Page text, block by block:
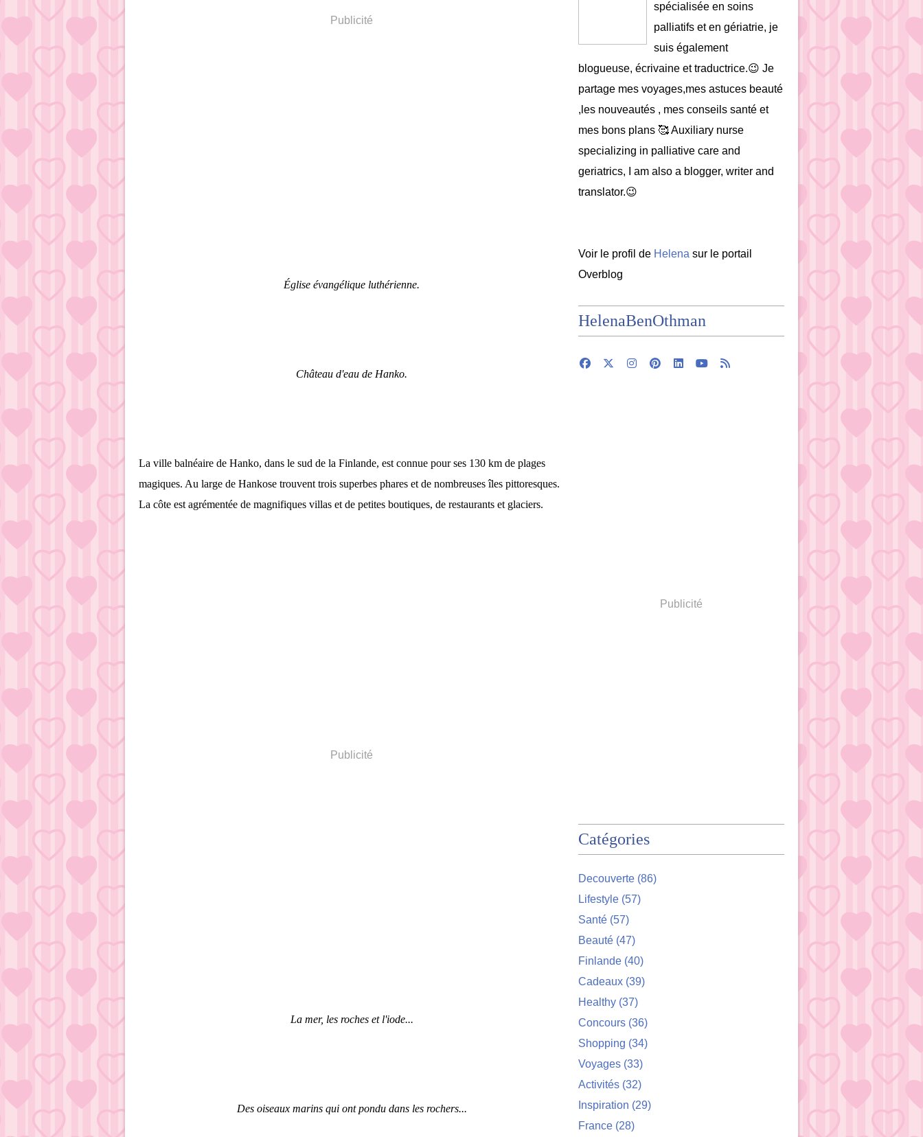
Publicité
Église évangélique luthérienne.
Château d'eau de Hanko.
La ville balnéaire de Hanko, dans le sud de la Finlande, est connue pour ses 130 km de plages
magiques. Au large de Hankose trouvent trois superbes phares et de nombreuses îles pittoresques.
La côte est agrémentée de magnifiques villas et de petites boutiques, de restaurants et glaciers.
Publicité
La mer, les roches et l'iode...
Des oiseaux marins qui ont pondu dans les rochers...
spécialisée en soins
palliatifs et en gériatrie, je
suis également
blogueuse, écrivaine et traductrice.😉 Je
partage mes voyages,mes astuces beauté
,les nouveautés , mes conseils santé et
mes bons plans 🥰 Auxiliary nurse
specializing in palliative care and
geriatrics, I am also a blogger, writer and
translator.😉
Voir le profil de Helena sur le portail
Overblog
HelenaBenOthman
Publicité
Catégories
Decouverte (86)
Lifestyle (57)
Santé (57)
Beauté (47)
Finlande (40)
Cadeaux (39)
Healthy (37)
Concours (36)
Shopping (34)
Voyages (33)
Activités (32)
Inspiration (29)
France (28)